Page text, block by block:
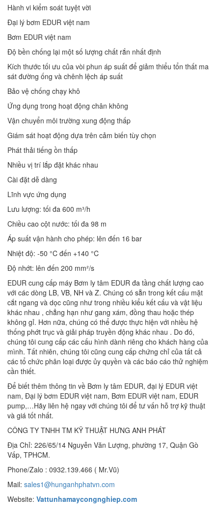
Hành vi kiểm soát tuyệt vời
Đại lý bơm EDUR việt nam
Bơm EDUR việt nam
Độ bền chống lại một số lượng chất rắn nhất định
Kích thước tối ưu của vòi phun áp suất để giảm thiểu tổn thất ma
sát đường ống và chênh lệch áp suất
Bảo vệ chống chạy khô
Ứng dụng trong hoạt động chân không
Vận chuyển môi trường xung động thấp
Giám sát hoạt động dựa trên cảm biến tùy chọn
Phát thải tiếng ồn thấp
Nhiều vị trí lắp đặt khác nhau
Cài đặt dễ dàng
Lĩnh vực ứng dụng
Lưu lượng: tối đa 600 m³/h
Chiều cao cột nước: tối đa 98 m
Áp suất vận hành cho phép: lên đến 16 bar
Nhiệt độ: -50 °C đến +140 °C
Độ nhớt: lên đến 200 mm²/s
EDUR cung cấp máy Bơm ly tâm EDUR đa tầng chất lượng cao
với các dòng LB, VB, NH và Z. Chúng có sẵn trong kết cấu mặt
cắt ngang và dọc cũng như trong nhiều kiểu kết cấu và vật liệu
khác nhau , chẳng hạn như gang xám, đồng thau hoặc thép
không gỉ. Hơn nữa, chúng có thể được thực hiện với nhiều hệ
thống phớt trục và giải pháp truyền động khác nhau . Do đó,
chúng tôi cung cấp các cấu hình dành riêng cho khách hàng của
mình. Tất nhiên, chúng tôi cũng cung cấp chứng chỉ của tất cả
các tổ chức phân loại được ủy quyền và các báo cáo thử nghiệm
cần thiết.
Để biết thêm thông tin về Bơm ly tâm EDUR, đại lý EDUR việt
nam, Đại lý bơm EDUR việt nam, Bơm EDUR việt nam, EDUR
pump,…Hãy liên hệ ngay với chúng tôi để tư vấn hỗ trợ kỹ thuật
và giá tốt nhất.
CÔNG TY TNHH TM KỸ THUẬT HƯNG ANH PHÁT
Địa Chỉ: 226/65/14 Nguyễn Văn Lượng, phường 17, Quận Gò
Vấp, TPHCM.
Phone/Zalo : 0932.139.466 ( Mr.Vũ)
Mail: sales1@hunganhphatvn.com
Website: Vattunhamaycongnghiep.com